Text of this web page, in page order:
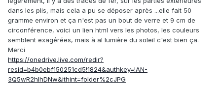
dans les plis, mais cela a pu se déposer après ...elle fait 50
gramme environ et ça n'est pas un bout de verre et 9 cm de
circonférence, voici un lien html vers les photos, les couleurs
semblent exagérées, mais à al lumière du soleil c'est bien ça.
Merci
https://onedrive.live.com/redir?
resid=b4b0ebf150251cd5!1824&authkey=!AN-
3Q5wR2hlhDNw&ithint=folder%2cJPG